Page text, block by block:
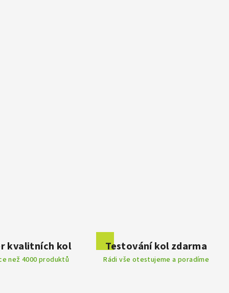
kvalitních kol
než 4000 produktů
Testování kol zdarma
Rádi vše otestujeme a poradíme